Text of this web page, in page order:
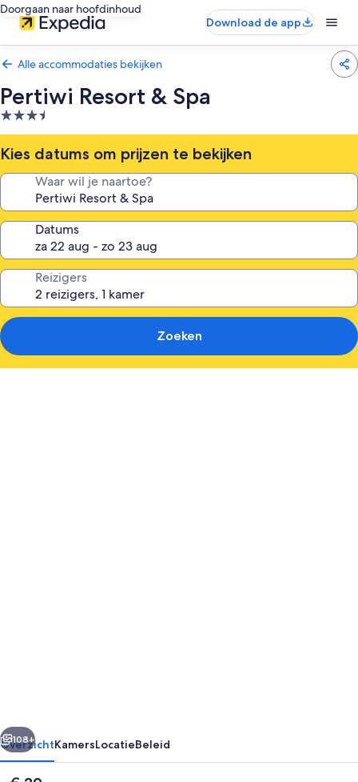
Doorgaan naar hoofdinhoud
Download de app
Alle accommodaties bekijken
Pertiwi Resort & Spa
3.5-
sterrenaccommodatie
Kies datums om prijzen te bekijken
Waar wil je naartoe?
Datums
Reizigers
Zoeken
Volgende
108+
OverzichtKamersLocatieBeleid